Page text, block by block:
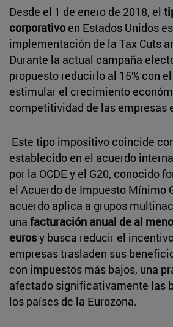
Desde el 1 de enero de 2018, el
corporativo en Estados Unidos
implementación de la Tax Cuts
Durante la actual campaña
propuesto reducirlo al 15% con
estimular el crecimiento
competitividad de las empresas
Este tipo impositivo coincide
establecido en el acuerdo
por la OCDE y el G20, conocido
el Acuerdo de Impuesto Mínimo
acuerdo aplica a grupos
una facturación anual de al
eurosy busca reducir el
empresas trasladen sus
con impuestos más bajos, una
afectado significativamente las
los países de la Eurozona.